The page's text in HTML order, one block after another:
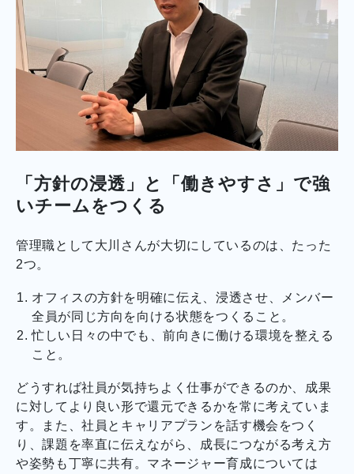
「方針の浸透」と「働きやすさ」で強
いチームをつくる
管理職として大川さんが大切にしているのは、たった
2つ。
オフィスの方針を明確に伝え、浸透させ、メンバー
全員が同じ方向を向ける状態をつくること。
忙しい日々の中でも、前向きに働ける環境を整える
こと。
どうすれば社員が気持ちよく仕事ができるのか、成果
に対してより良い形で還元できるかを常に考えていま
す。また、社員とキャリアプランを話す機会をつく
り、課題を率直に伝えながら、成長につながる考え方
や姿勢も丁寧に共有。マネージャー育成については